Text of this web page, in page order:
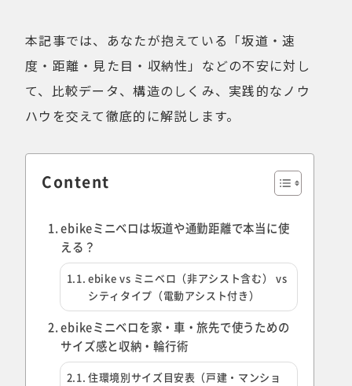
本記事では、あなたが抱えている「坂道・速
度・距離・見た目・収納性」などの不安に対し
て、比較データ、構造のしくみ、実践的なノウ
ハウを交えて徹底的に解説します。
Content
ebikeミニベロは坂道や通勤距離で本当に使
える？
ebike vs ミニベロ（非アシスト含む） vs
シティタイプ（電動アシスト付き）
ebikeミニベロを家・車・旅先で使うための
サイズ感と収納・輪行術
住環境別サイズ目安表（戸建・マンショ